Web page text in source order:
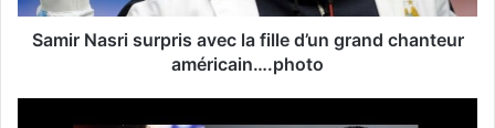
Samir Nasri surpris avec la fille d’un grand chanteur
américain….photo